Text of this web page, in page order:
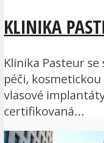
KLINIKA
Klinika Pasteur
péči, kosmetickou
vlasové
certifikovaná...